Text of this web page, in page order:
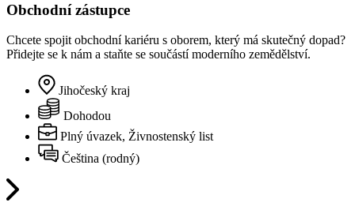
Obchodní zástupce
Chcete spojit obchodní kariéru s oborem, který má skutečný dopad?
Přidejte se k nám a staňte se součástí moderního zemědělství.
Jihočeský kraj
Dohodou
Plný úvazek, Živnostenský list
Čeština (rodný)